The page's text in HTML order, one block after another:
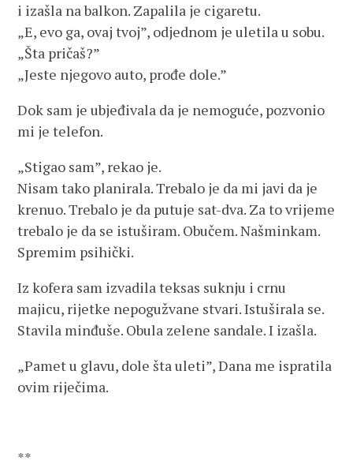
i izašla na balkon. Zapalila je cigaretu.
„E, evo ga, ovaj tvoj”, odjednom je uletila u sobu.
„Šta pričaš?”
„Jeste njegovo auto, prođe dole.”
Dok sam je ubjeđivala da je nemoguće, pozvonio
mi je telefon.
„Stigao sam”, rekao je.
Nisam tako planirala. Trebalo je da mi javi da je
krenuo. Trebalo je da putuje sat-dva. Za to vrijeme
trebalo je da se istuširam. Obučem. Našminkam.
Spremim psihički.
Iz kofera sam izvadila teksas suknju i crnu
majicu, rijetke nepogužvane stvari. Istuširala se.
Stavila minđuše. Obula zelene sandale. I izašla.
„Pamet u glavu, dole šta uleti”, Dana me ispratila
ovim riječima.
**